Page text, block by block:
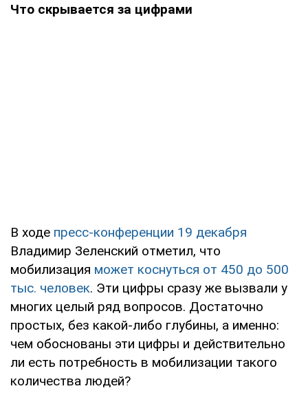
Что скрывается за цифрами
В ходе пресс-конференции 19 декабря
Владимир Зеленский отметил, что
мобилизация может коснуться от 450 до 500
тыс. человек. Эти цифры сразу же вызвали у
многих целый ряд вопросов. Достаточно
простых, без какой-либо глубины, а именно:
чем обоснованы эти цифры и действительно
ли есть потребность в мобилизации такого
количества людей?